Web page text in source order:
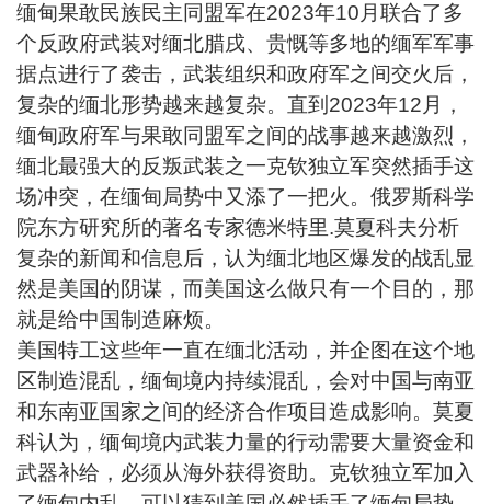
缅甸果敢民族民主同盟军在2023年10月联合了多
个反政府武装对缅北腊戌、贵慨等多地的缅军军事
据点进行了袭击，武装组织和政府军之间交火后，
复杂的缅北形势越来越复杂。直到2023年12月，
缅甸政府军与果敢同盟军之间的战事越来越激烈，
缅北最强大的反叛武装之一克钦独立军突然插手这
场冲突，在缅甸局势中又添了一把火。俄罗斯科学
院东方研究所的著名专家德米特里.莫夏科夫分析
复杂的新闻和信息后，认为缅北地区爆发的战乱显
然是美国的阴谋，而美国这么做只有一个目的，那
就是给中国制造麻烦。
美国特工这些年一直在缅北活动，并企图在这个地
区制造混乱，缅甸境内持续混乱，会对中国与南亚
和东南亚国家之间的经济合作项目造成影响。莫夏
科认为，缅甸境内武装力量的行动需要大量资金和
武器补给，必须从海外获得资助。克钦独立军加入